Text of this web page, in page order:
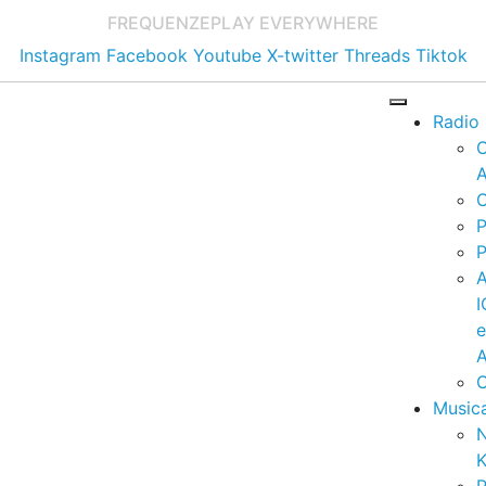
FREQUENZEPLAY EVERYWHERE
Instagram Facebook Youtube X-twitter Threads Tiktok
Radio
e